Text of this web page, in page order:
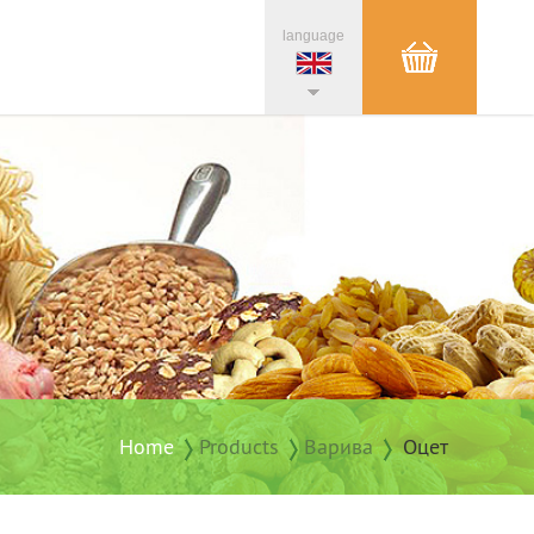
language
Home Products Варива Оцет